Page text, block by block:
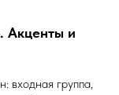
Акценты и
входная группа,